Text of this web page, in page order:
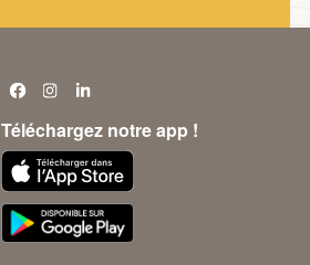
Téléchargez notre app !